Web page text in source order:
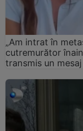
„Am intrat în
cutremurător
transmis un